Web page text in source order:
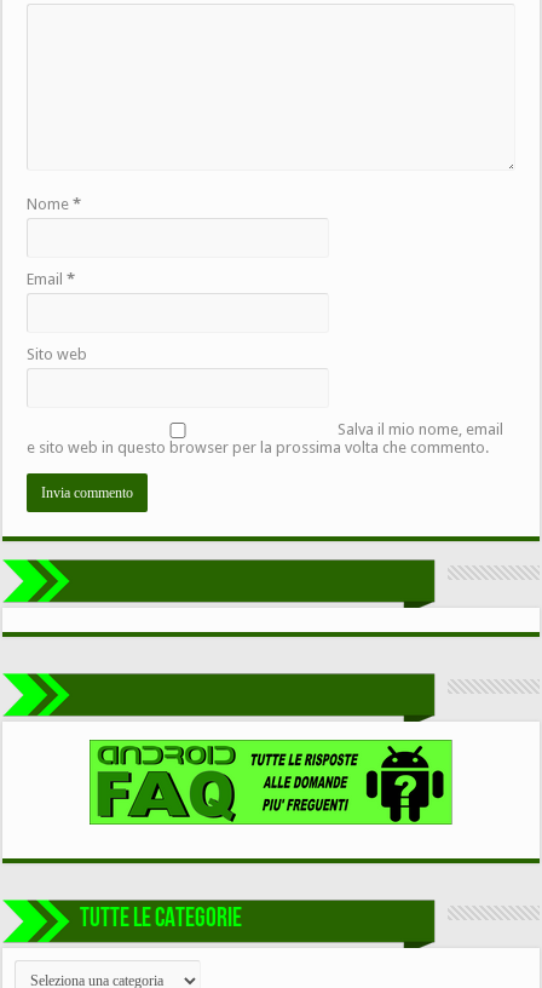
Nome*
Email*
Sito web
Salva il mio nome, email
e sito web in questo browser per la prossima volta che commento.
TUTTE LE CATEGORIE
TUTTE